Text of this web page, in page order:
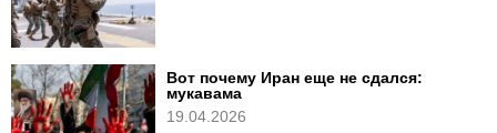
Вот почему Иран еще не сдался:
мукавама
19.04.2026